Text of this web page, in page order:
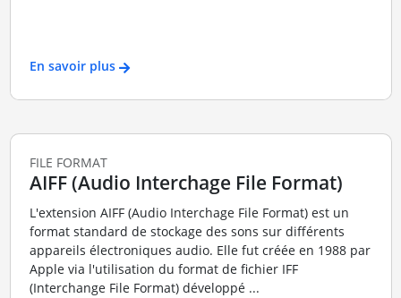
En savoir plus
FILE FORMAT
AIFF (Audio Interchage File Format)
L'extension AIFF (Audio Interchage File Format) est un
format standard de stockage des sons sur différents
appareils électroniques audio. Elle fut créée en 1988 par
Apple via l'utilisation du format de fichier IFF
(Interchange File Format) développé ...